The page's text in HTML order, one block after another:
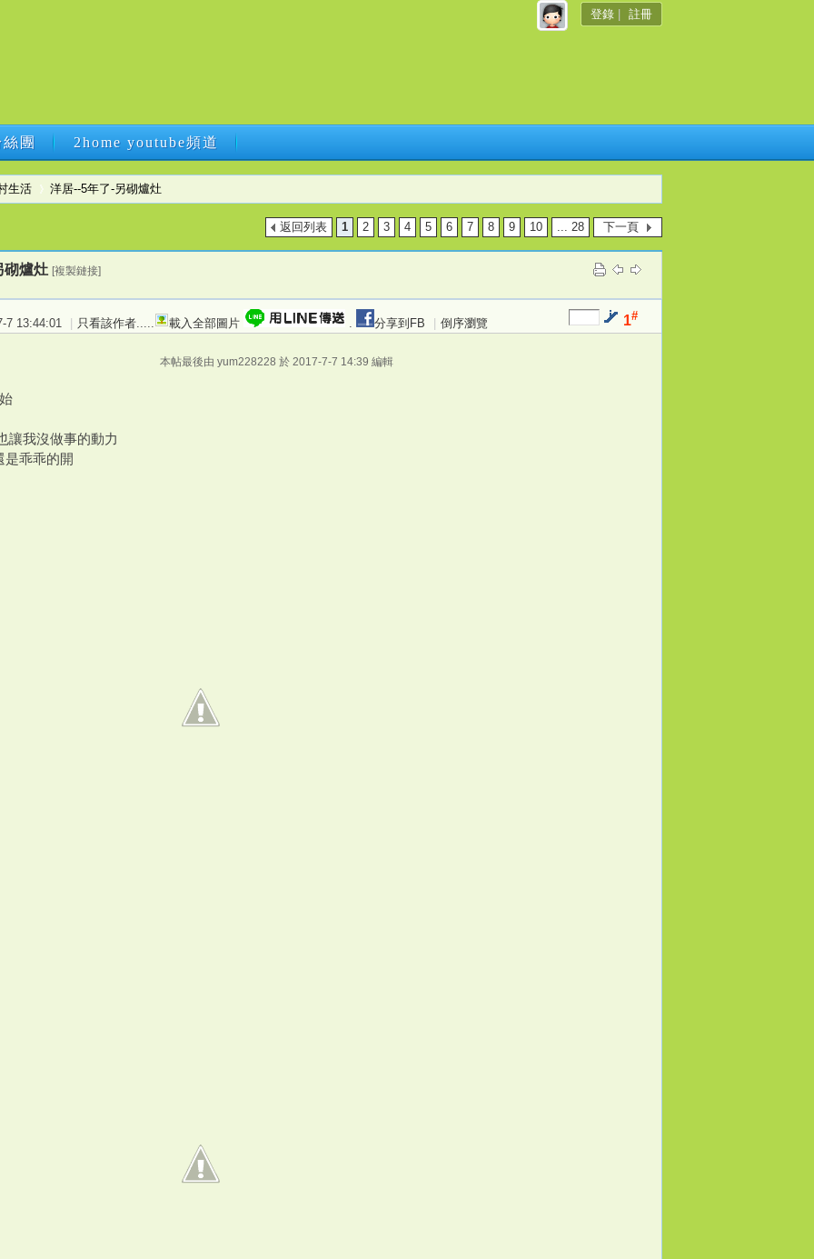
登錄 註冊
團 2home youtube頻道
團 2home youtube頻道
生活
›
洋居--5年了-另砌爐灶
1 2 3 4 5 6 7 8 9 10 ... 28 下一頁
返回列表
砌爐灶 [複製鏈接]
1#
7 13:44:01 | 只看該作者 載入全部圖片 分享到FB | 倒序瀏覽
本帖最後由 yum228228 於 2017-7-7 14:39 編輯
讓我沒做事的動力
是乖乖的開